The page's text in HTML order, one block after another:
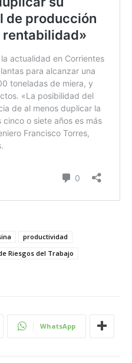
productividad
Riesgos del Trabajo
WhatsApp